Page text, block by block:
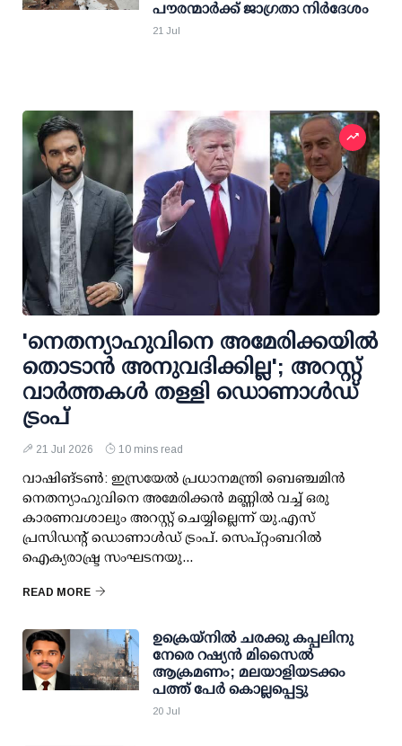
പൗരന്മാര്‍ക്ക് ജാഗ്രതാ നിര്‍ദേശം
21 Jul
'നെതന്യാഹുവിനെ അമേരിക്കയില്‍
തൊടാന്‍ അനുവദിക്കില്ല'; അറസ്റ്റ്
വാര്‍ത്തകള്‍ തള്ളി ഡൊണാള്‍ഡ്
ട്രംപ്
21 Jul 2026 10 mins read
വാഷിങ്ടണ്‍: ഇസ്രയേല്‍ പ്രധാനമന്ത്രി ബെഞ്ചമിന്‍
നെതന്യാഹുവിനെ അമേരിക്കന്‍ മണ്ണില്‍ വച്ച് ഒരു
കാരണവശാലും അറസ്റ്റ് ചെയ്യില്ലെന്ന് യു.എസ്
പ്രസിഡന്റ് ഡൊണാള്‍ഡ് ട്രംപ്. സെപ്റ്റംബറില്‍
ഐക്യരാഷ്ട്ര സംഘടനയു...
READ MORE
ഉക്രെയ്നിൽ ചരക്കു കപ്പലിനു
നേരെ റഷ്യൻ മിസൈൽ
ആക്രമണം; മലയാളിയടക്കം
പത്ത് പേർ കൊല്ലപ്പെട്ടു
20 Jul